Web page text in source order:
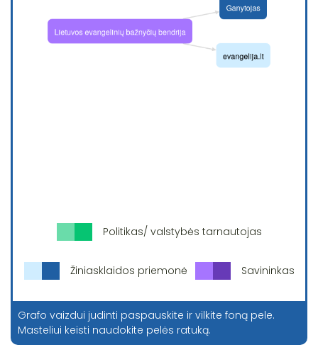
Politikas/ valstybės tarnautojas
Žiniasklaidos priemonė Savininkas
Grafo vaizdui judinti paspauskite ir vilkite foną pele.
Masteliui keisti naudokite pelės ratuką.